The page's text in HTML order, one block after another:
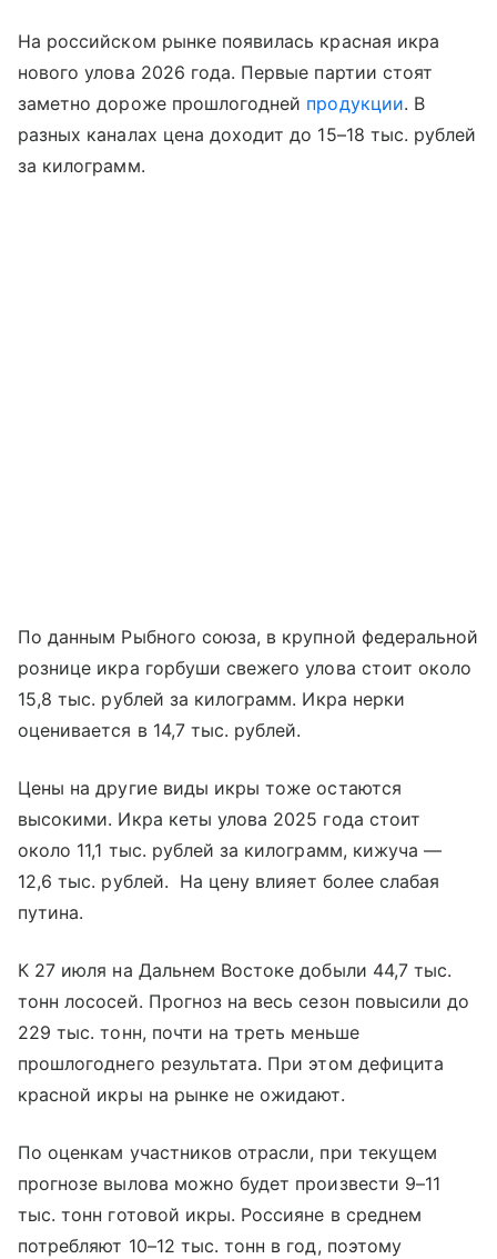
На российском рынке появилась красная икра
нового улова 2026 года. Первые партии стоят
заметно дороже прошлогодней продукции. В
разных каналах цена доходит до 15–18 тыс. рублей
за килограмм.
По данным Рыбного союза, в крупной федеральной
рознице икра горбуши свежего улова стоит около
15,8 тыс. рублей за килограмм. Икра нерки
оценивается в 14,7 тыс. рублей.
Цены на другие виды икры тоже остаются
высокими. Икра кеты улова 2025 года стоит
около 11,1 тыс. рублей за килограмм, кижуча —
12,6 тыс. рублей. На цену влияет более слабая
путина.
К 27 июля на Дальнем Востоке добыли 44,7 тыс.
тонн лососей. Прогноз на весь сезон повысили до
229 тыс. тонн, почти на треть меньше
прошлогоднего результата. При этом дефицита
красной икры на рынке не ожидают.
По оценкам участников отрасли, при текущем
прогнозе вылова можно будет произвести 9–11
тыс. тонн готовой икры. Россияне в среднем
потребляют 10–12 тыс. тонн в год, поэтому